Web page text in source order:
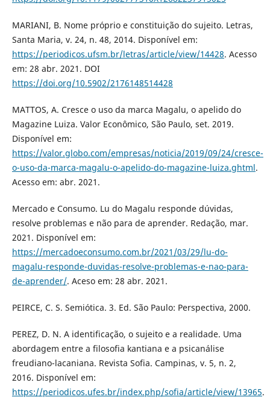
MARIANI, B. Nome próprio e constituição do sujeito. Letras,
Santa Maria, v. 24, n. 48, 2014. Disponível em:
https://periodicos.ufsm.br/letras/article/view/14428. Acesso
em: 28 abr. 2021. DOI
https://doi.org/10.5902/2176148514428
MATTOS, A. Cresce o uso da marca Magalu, o apelido do
Magazine Luiza. Valor Econômico, São Paulo, set. 2019.
Disponível em:
https://valor.globo.com/empresas/noticia/2019/09/24/cresce-
o-uso-da-marca-magalu-o-apelido-do-magazine-luiza.ghtml.
Acesso em: abr. 2021.
Mercado e Consumo. Lu do Magalu responde dúvidas,
resolve problemas e não para de aprender. Redação, mar.
2021. Disponível em:
https://mercadoeconsumo.com.br/2021/03/29/lu-do-
magalu-responde-duvidas-resolve-problemas-e-nao-para-
de-aprender/. Aceso em: 28 abr. 2021.
PEIRCE, C. S. Semiótica. 3. Ed. São Paulo: Perspectiva, 2000.
PEREZ, D. N. A identificação, o sujeito e a realidade. Uma
abordagem entre a filosofia kantiana e a psicanálise
freudiano-lacaniana. Revista Sofia. Campinas, v. 5, n. 2,
2016. Disponível em:
https://periodicos.ufes.br/index.php/sofia/article/view/13965.